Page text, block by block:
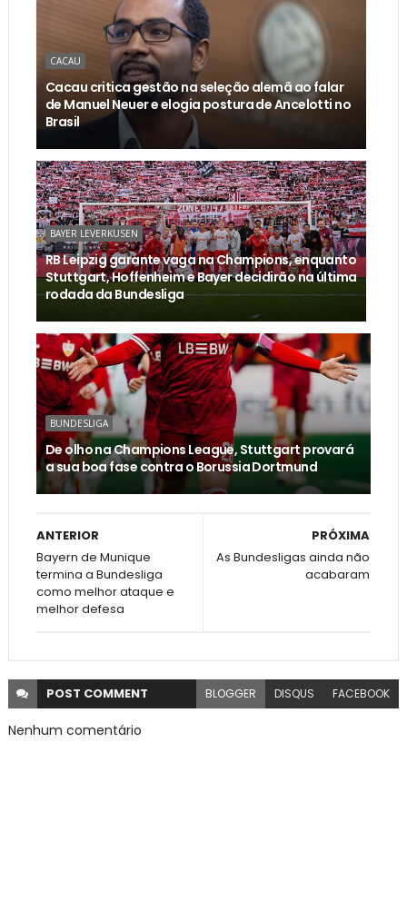
CACAU
Cacau critica gestão na seleção alemã ao falar
de Manuel Neuer e elogia postura de Ancelotti no
Brasil
BAYER LEVERKUSEN
RB Leipzig garante vaga na Champions, enquanto
Stuttgart, Hoffenheim e Bayer decidirão na última
rodada da Bundesliga
BUNDESLIGA
De olho na Champions League, Stuttgart provará
a sua boa fase contra o Borussia Dortmund
PRÓXIMA
As Bundesligas ainda não
acabaram
ANTERIOR
Bayern de Munique
termina a Bundesliga
como melhor ataque e
melhor defesa
POST COMMENT BLOGGER DISQUS FACEBOOK
Nenhum comentário